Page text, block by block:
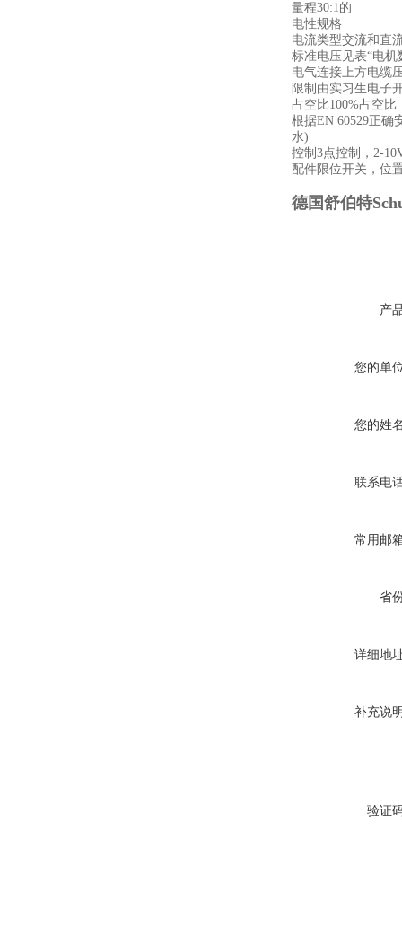
量程30:1的
电性规格
电流类型交流和直
标准电压见表“电机
电气连接上方电缆
限制由实习生电子
占空比100%占空比
根据EN 60529正确
水)
控制3点控制，2-
配件限位开关，位
德国舒伯特
产
您的单
您的姓
联系电
常用邮
省
详细地
补充说
验证